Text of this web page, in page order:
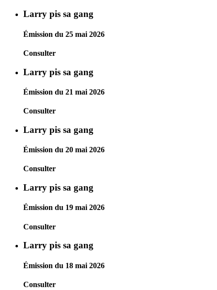
Larry pis sa gang
Émission du 25 mai 2026
Consulter
Larry pis sa gang
Émission du 21 mai 2026
Consulter
Larry pis sa gang
Émission du 20 mai 2026
Consulter
Larry pis sa gang
Émission du 19 mai 2026
Consulter
Larry pis sa gang
Émission du 18 mai 2026
Consulter